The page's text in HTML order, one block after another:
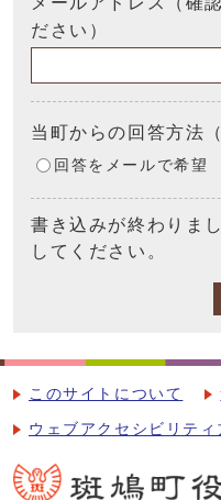
ださい）
当町からの回答方法 （
回答をメールで希望
書き込みが終わりま
してください。
このサイトについて
ウェブアクセシビリティ